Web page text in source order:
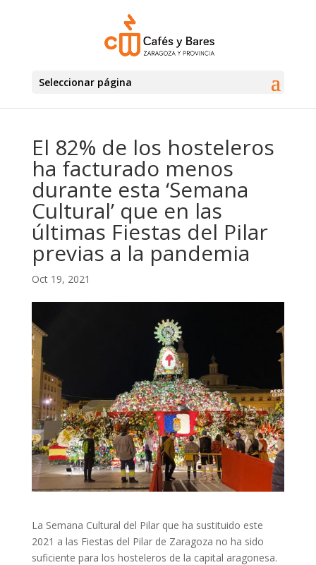
Seleccionar página
El 82% de los hosteleros
ha facturado menos
durante esta ‘Semana
Cultural’ que en las
últimas Fiestas del Pilar
previas a la pandemia
Oct 19, 2021
La Semana Cultural del Pilar que ha sustituido este
2021 a las Fiestas del Pilar de Zaragoza no ha sido
suficiente para los hosteleros de la capital aragonesa.